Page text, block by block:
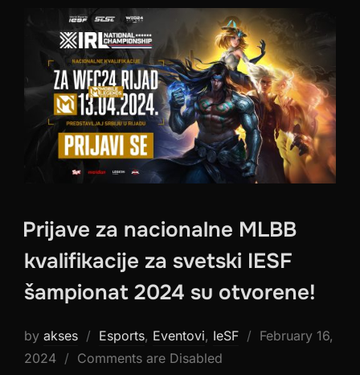
Prijave za nacionalne MLBB
kvalifikacije za svetski IESF
šampionat 2024 su otvorene!
by akses Esports, Eventovi, IeSF
Posted
February 16,
2024
Comments are Disabled